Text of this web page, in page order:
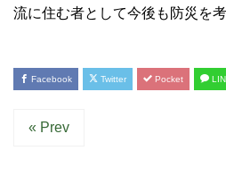
流に住む者として今後も防災を
Facebook Twitter Pocket
« Prev